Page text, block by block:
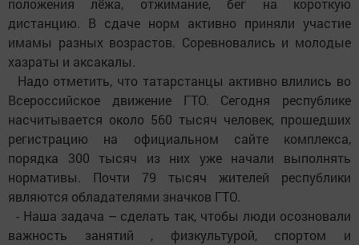
положения лёжа, отжимание, бег на короткую
дистанцию. В сдаче норм активно приняли участие
имамы разных возрастов. Соревновались и молодые
хазраты и аксакалы.
Надо отметить, что татарстанцы активно влились во
Всероссийское движение ГТО. Сегодня республике
насчитывается около 560 тысяч человек, прошедших
регистрацию на официальном сайте комплекса,
порядка 300 тысяч из них уже начали выполнять
нормативы. Почти 79 тысяч жителей республики
являются обладателями значков ГТО.
- Наша задача – сделать так, чтобы люди осозновали
важность занятий , физкультурой, спортом и